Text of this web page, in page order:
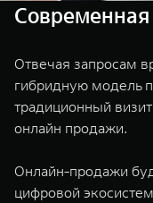
Отвечая запросам
гибридную модель
традиционный
онлайн продажи.
Онлайн-продажи
цифровой